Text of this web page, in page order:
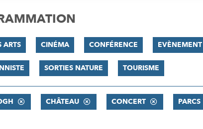
ARTS CINÉMA CONFÉRENCE EVÈNEMENT
SORTIES NATURE TOURISME
CHÂTEAU CONCERT PARCS